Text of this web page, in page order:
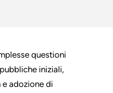
questioni
iniziali,
adozione di